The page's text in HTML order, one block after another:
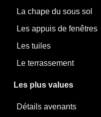
La chape du sous sol
Les appuis de fenêtres
Les tuiles
Le terrassement
Les plus values
Détails avenants